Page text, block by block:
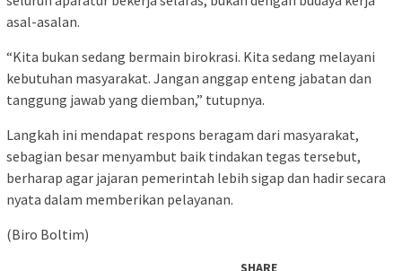
asal-asalan.
“Kita bukan sedang bermain birokrasi. Kita sedang melayani
kebutuhan masyarakat. Jangan anggap enteng jabatan dan
tanggung jawab yang diemban,” tutupnya.
Langkah ini mendapat respons beragam dari masyarakat,
sebagian besar menyambut baik tindakan tegas tersebut,
berharap agar jajaran pemerintah lebih sigap dan hadir secara
nyata dalam memberikan pelayanan.
(Biro Boltim)
SHARE